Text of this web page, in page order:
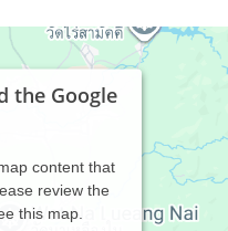
the Google
content that
review the
this map.